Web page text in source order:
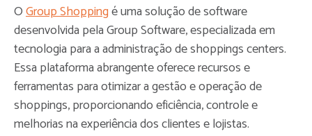
OGroup Shoppingé uma solução de software
desenvolvida pela Group Software, especializada em
tecnologia para a administração de shoppings centers.
Essa plataforma abrangente oferece recursos e
ferramentas para otimizar a gestão e operação de
shoppings, proporcionando eficiência, controle e
melhorias na experiência dos clientes e lojistas.